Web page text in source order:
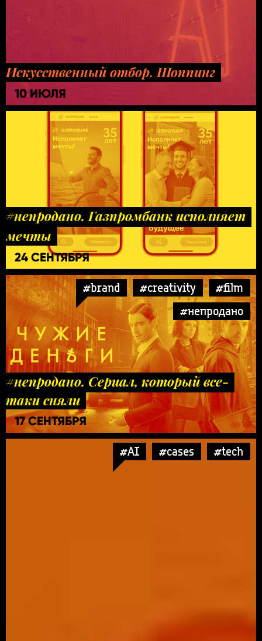
Искусственный отбор. Шоппинг
10 ИЮЛЯ
#непродано. Газпромбанк исполняет
мечты
24 СЕНТЯБРЯ
#brand #creativity
#film
#непродано
#непродано. Сериал, который все-
таки сняли
17 СЕНТЯБРЯ
#AI #cases #tech